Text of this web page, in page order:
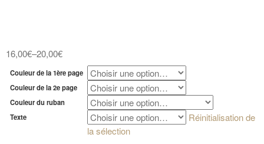
16,00€–20,00€
Couleur de la 1ère page
Couleur de la 2e page
Couleur du ruban
Texte
Réinitialisation de
la sélection